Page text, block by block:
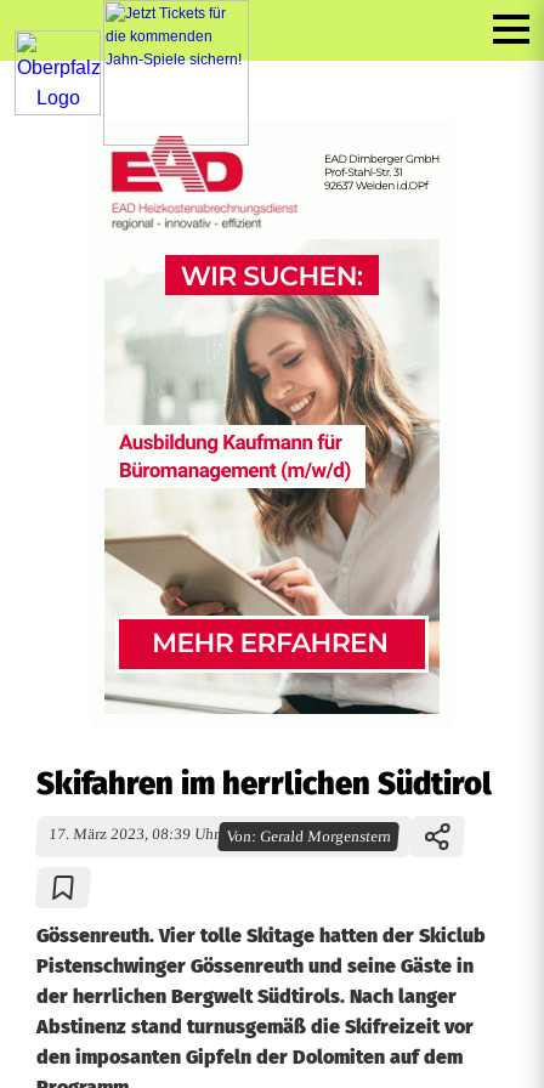
Skifahren im herrlichen Südtirol
17. März 2023, 08:39 Uhr Von: Gerald Morgenstern
Gössenreuth. Vier tolle Skitage hatten der Skiclub
Pistenschwinger Gössenreuth und seine Gäste in
der herrlichen Bergwelt Südtirols. Nach langer
Abstinenz stand turnusgemäß die Skifreizeit vor
den imposanten Gipfeln der Dolomiten auf dem